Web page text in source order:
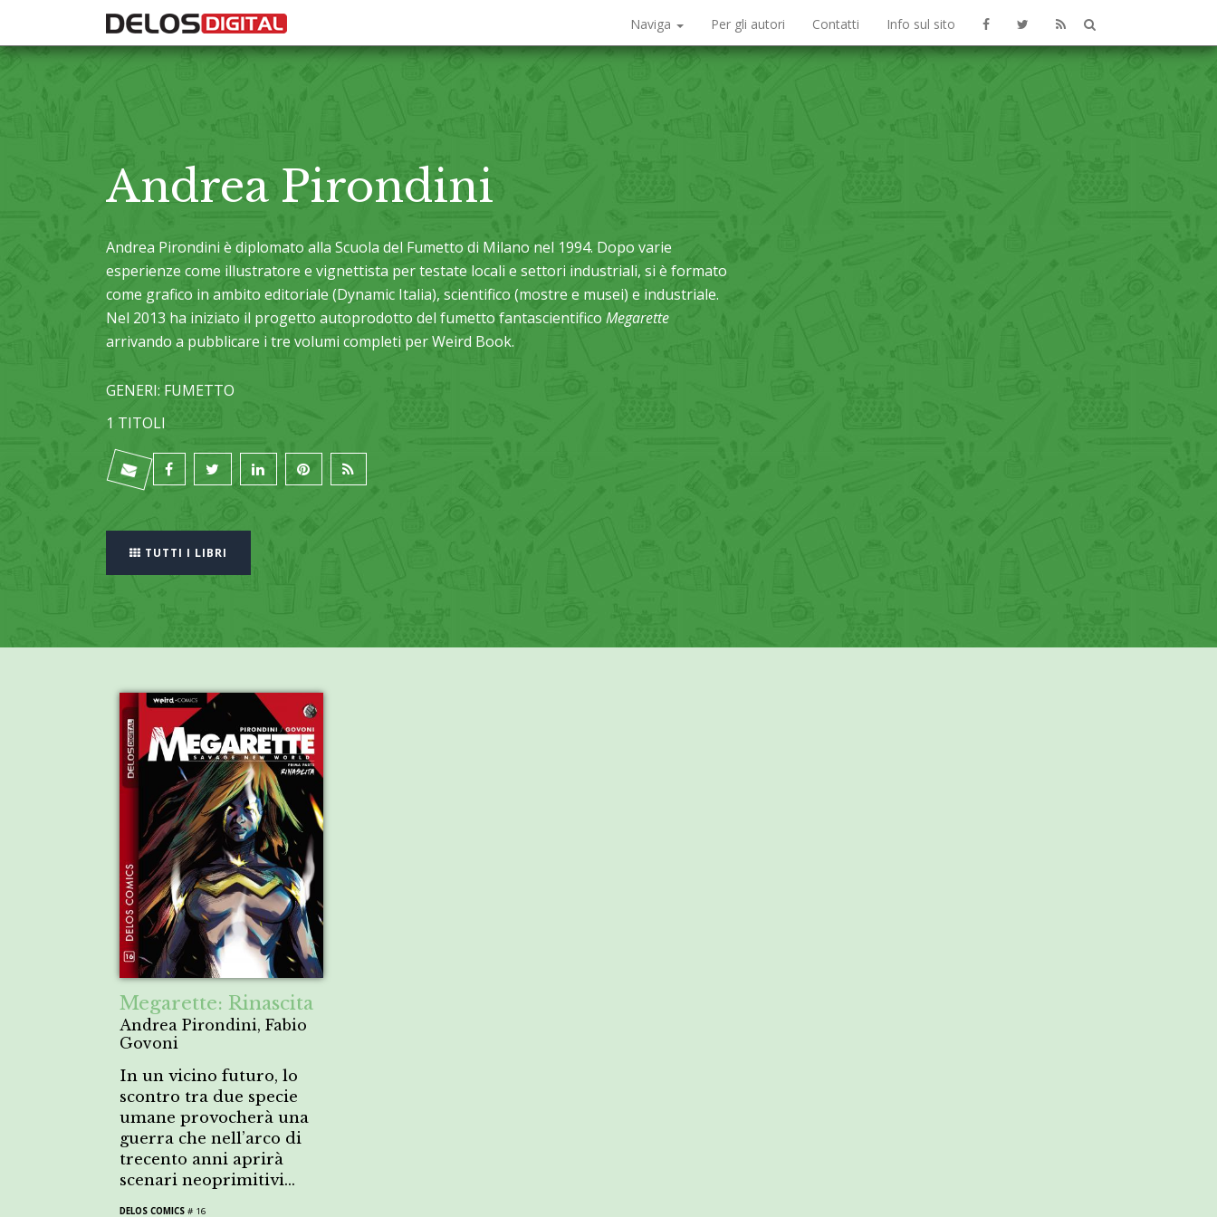
Naviga Per gli autori Contatti Info sul sito
Andrea Pirondini
Andrea Pirondini è diplomato alla Scuola del Fumetto di Milano nel 1994. Dopo varie
esperienze come illustratore e vignettista per testate locali e settori industriali, si è formato
come grafico in ambito editoriale (Dynamic Italia), scientifico (mostre e musei) e industriale.
Nel 2013 ha iniziato il progetto autoprodotto del fumetto fantascientifico Megarette
arrivando a pubblicare i tre volumi completi per Weird Book.
GENERI: FUMETTO
1 TITOLI
TUTTI I LIBRI
Megarette: Rinascita
Andrea Pirondini, Fabio
Govoni
In un vicino futuro, lo
scontro tra due specie
umane provocherà una
guerra che nell’arco di
trecento anni aprirà
scenari neoprimitivi…
DELOS COMICS # 16